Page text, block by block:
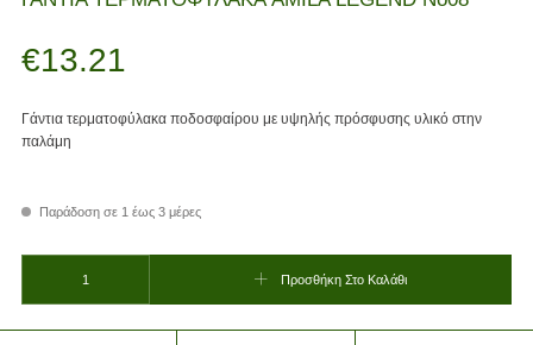
€13.21
Γάντια τερματοφύλακα ποδοσφαίρου με υψηλής πρόσφυσης υλικό στην
παλάμη
Παράδοση σε 1 έως 3 μέρες
Προσθήκη Στο Καλάθι